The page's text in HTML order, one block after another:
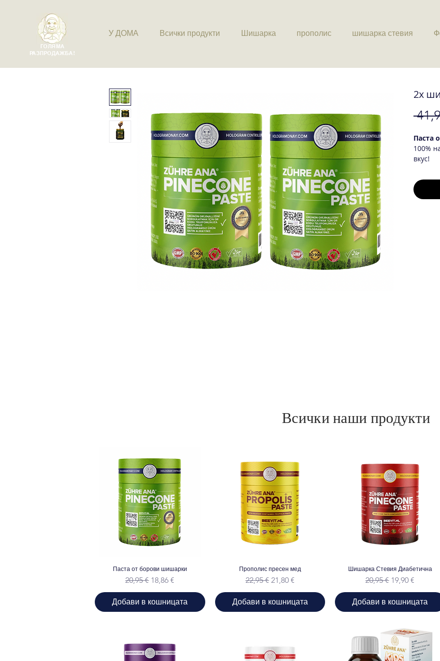
ГОЛЯМА
РАЗПРОДАЖБА!
У ДОМА Всички продукти Шишарка прополис шишарка стевия
2x
Паста
100%
вкус!
хората
бета-
прах
рожков,
Всички наши продукти
Паста от борови шишарки
Редовна цена
20,95 € Продажна цена
18,86 €
Добави в кошницата
Прополис пресен мед
Редовна цена
22,95 € Продажна цена
21,80 €
Добави в кошницата
Шишарка Стевия Диабетична
Редовна цена
20,95 € Продажна
19,90 €
Добави в кошницата